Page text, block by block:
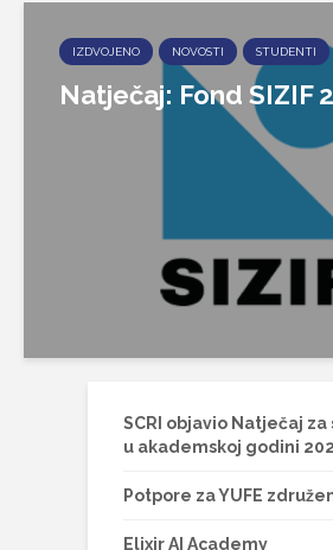
IZDVOJENO NOVOSTI STUDENTI
Natječaj: Fond SIZIF
SCRI objavio Natječaj za
u akademskoj godini
Potpore za YUFE
Elixir AI Academy